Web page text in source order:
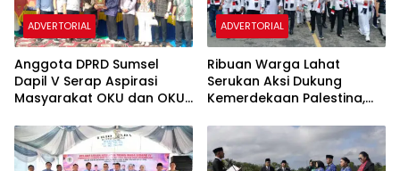
ADVERTORIAL
Anggota DPRD Sumsel
Dapil V Serap Aspirasi
Masyarakat OKU dan OKU
Persoalan Infrastruktur,
Kesehatan dan Pendidikan
ADVERTORIAL
Ribuan Warga Lahat
Serukan Aksi Dukung
Kemerdekaan Palestina,
Segala Bangsa